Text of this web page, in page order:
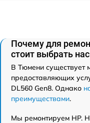
Почему для
стоит выбрать нас
В Тюмени существует
предоставляющих
DL560 Gen8. Однако
преимуществами.
Мы ремонтируем HP.